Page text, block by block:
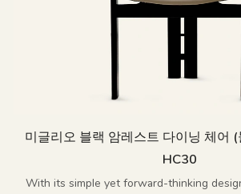
미글리오 블랙 암레스트 다이닝 체어
HC30
With its simple yet forward-thinking